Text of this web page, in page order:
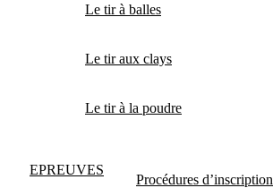
Le tir à balles
Le tir aux clays
Le tir à la poudre
EPREUVES
Procédures d’inscription